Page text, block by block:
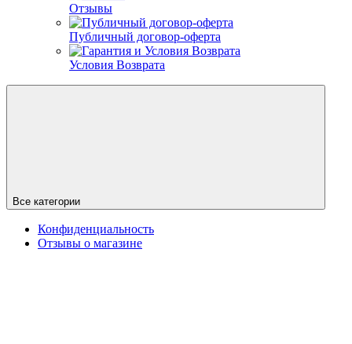
Отзывы
Публичный договор-оферта
Условия Возврата
Все категории
Конфиденциальность
Отзывы о магазине